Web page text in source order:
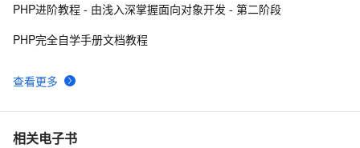
8 使用消息服务(MNS)订阅阿里云物联网平台设备消息PHP
查看更多
PHP进阶教程 - 由浅入深掌握面向对象开发 - 第二阶段
PHP完全自学手册文档教程
相关电子书